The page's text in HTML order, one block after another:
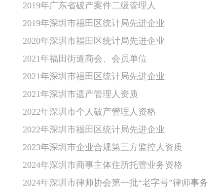
2019年广东省破产案件二级管理人
2019年深圳市福田区统计局先进企业
2020年深圳市福田区统计局先进企业
2021年福田街道商会、会员单位
2021年深圳市福田区统计局先进企业
2021年深圳市遗产管理人资质
2022年深圳市个人破产管理人资格
2022年深圳市福田区统计局先进企业
2023年深圳市企业合规第三方监控人资质
2024年深圳市商事主体住所托管业务资格
2024年深圳市律师协会第一批“老字号”律师事务